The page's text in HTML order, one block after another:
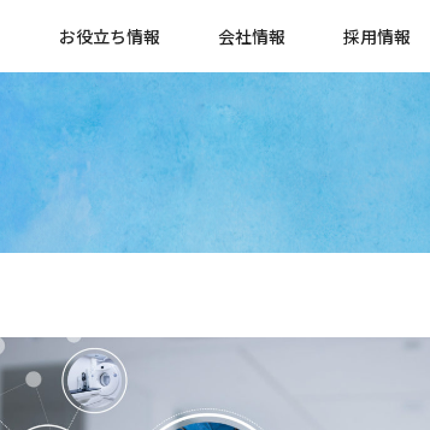
お役立ち情報 会社情報 採用情報